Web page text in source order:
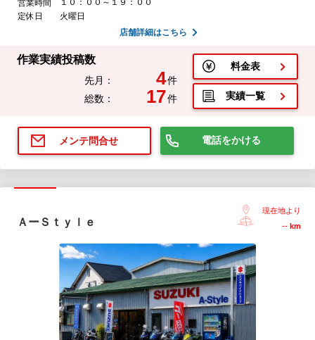
営業時間
１０：００～１９：００
定休日
火曜日
店舗詳細はこちら
作業実績投稿数
先月： 4件
総数：
17件
料金表
実績一覧
メンテ問合せ 電話をかける
ＡーＳｔｙｌｅ
現在地より
-- km